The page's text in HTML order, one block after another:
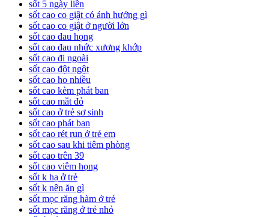
sốt 5 ngày liền
sốt cao co giật có ảnh hưởng gì
sốt cao co giật ở người lớn
sốt cao đau họng
sốt cao đau nhức xương khớp
sốt cao đi ngoài
sốt cao đột ngột
sốt cao ho nhiều
sốt cao kèm phát ban
sốt cao mắt đỏ
sốt cao ở trẻ sơ sinh
sốt cao phát ban
sốt cao rét run ở trẻ em
sốt cao sau khi tiêm phòng
sốt cao trên 39
sốt cao viêm họng
sốt k hạ ở trẻ
sốt k nên ăn gì
sốt mọc răng hàm ở trẻ
sốt mọc răng ở trẻ nhỏ